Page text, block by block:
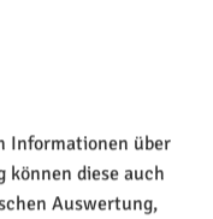
Informationen über
diese auch
Auswertung,